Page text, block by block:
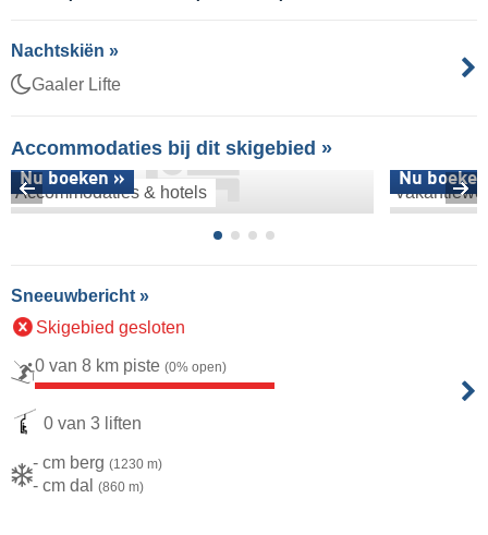
Nachtskiën »
Gaaler Lifte
Accommodaties bij dit skigebied »
Accommodaties & hotels
Nu boeken » Nu
Sneeuwbericht »
Skigebied gesloten
0 van 8 km piste (0% open)
0 van 3 liften
- cm berg (1230 m)
- cm dal (860 m)